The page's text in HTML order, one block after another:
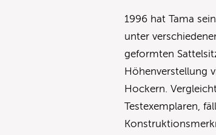
1996 hat Tama
unter
geformten
Höhenverstellung
Hockern.
Testexemplaren,